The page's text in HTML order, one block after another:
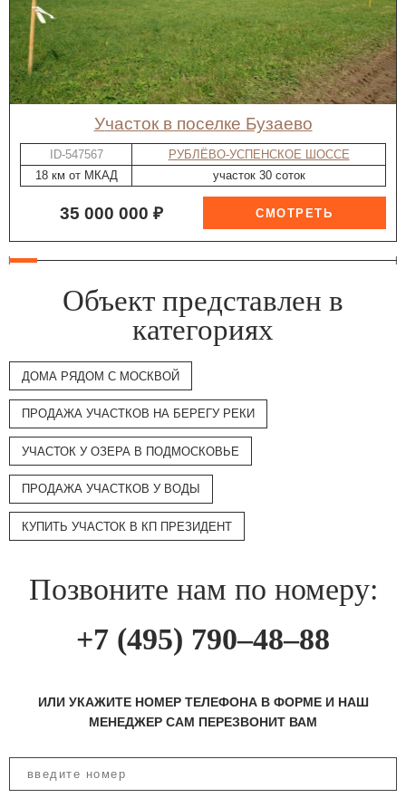
участок в поселке Бузаево
ID-547567
РУБЛЁВО-УСПЕНСКОЕ ШОССЕ
18 км от МКАД
участок 30 соток
35 000 000 ₽
Объект представлен в
категориях
ДОМА РЯДОМ С МОСКВОЙ
ПРОДАЖА УЧАСТКОВ НА БЕРЕГУ РЕКИ
УЧАСТОК У ОЗЕРА В ПОДМОСКОВЬЕ
ПРОДАЖА УЧАСТКОВ У ВОДЫ
КУПИТЬ УЧАСТОК В КП ПРЕЗИДЕНТ
Позвоните нам по номеру:
+7 (495) 790–48–88
ИЛИ УКАЖИТЕ НОМЕР ТЕЛЕФОНА В ФОРМЕ И НАШ
МЕНЕДЖЕР САМ ПЕРЕЗВОНИТ ВАМ